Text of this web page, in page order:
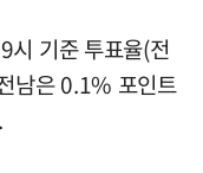
시 기준 투표율(전
남은 0.1% 포인트